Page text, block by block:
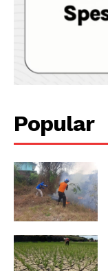
Popular